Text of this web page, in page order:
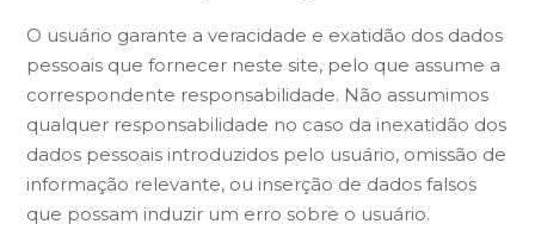
O usuário garante a veracidade e exatidão dos dados
pessoais que fornecer neste site, pelo que assume a
correspondente responsabilidade. Não assumimos
qualquer responsabilidade no caso da inexatidão dos
dados pessoais introduzidos pelo usuário, omissão de
informação relevante, ou inserção de dados falsos
que possam induzir um erro sobre o usuário.